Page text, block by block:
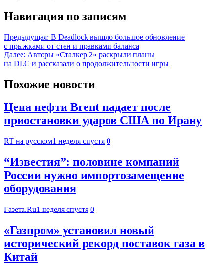
Навигация по записям
Предыдущая: В Deadlock вышло большое обновление
с прыжками от стен и правками баланса
Далее: Авторы «Сталкер 2» раскрыли планы
на DLC и рассказали о продолжительности игры
Похожие новости
Цена нефти Brent падает после
приостановки ударов США по Ирану
RT на русском1 неделя спустя 0
“Известия”: половине компаний
России нужно импортозамещение
оборудования
Газета.Ru1 неделя спустя 0
«Газпром» установил новый
исторический рекорд поставок газа в
Китай